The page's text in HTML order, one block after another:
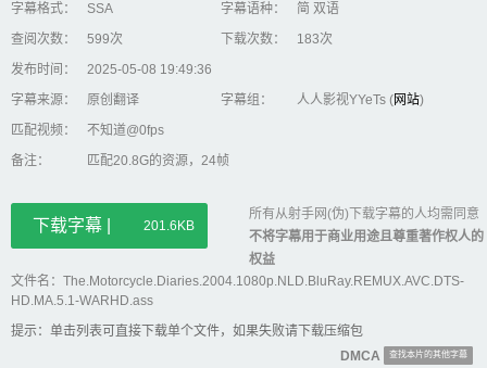
字幕格式：
SSA 字幕语种：
简 双语
查阅次数：
599次 下载次数：
183次
发布时间：
2025-05-08 19:49:36
字幕来源：
原创翻译 字幕组： 人人影视YYeTs (网站)
匹配视频：
不知道@0fps
备注：
匹配20.8G的资源，24帧
下载字幕 | 201.6KB
所有从射手网(伪)下载字幕的人均需同意
不将字幕用于商业用途且尊重著作权人的
权益
文件名：The.Motorcycle.Diaries.2004.1080p.NLD.BluRay.REMUX.AVC.DTS-
HD.MA.5.1-WARHD.ass
提示：单击列表可直接下载单个文件，如果失败请下载压缩包
DMCA
查找本片的其他字幕